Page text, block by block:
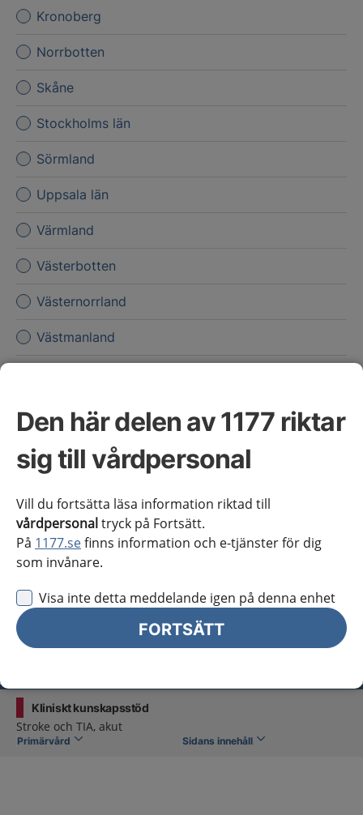
Den här delen av 1177 riktar
sig till vårdpersonal
Vill du fortsätta läsa information riktad till
vårdpersonaltryck på Fortsätt.
På 1177.sefinns information och e-tjänster för dig
som invånare.
Visa inte detta meddelande igen på denna enhet
FORTSÄTT
Kronoberg
Norrbotten
Skåne
Stockholms län
Sörmland
Uppsala län
Värmland
Västerbotten
Västernorrland
Västmanland
Örebro län
Östergötland
Jag vill inte se någon regional information
Obs! Detta val innebär att du inte ser regionalt innehåll
och viktig information som gäller just din region.
för vårdpersonal
Kliniskt kunskapsstöd
Stroke och TIA, akut
Primärvård Sidans innehåll